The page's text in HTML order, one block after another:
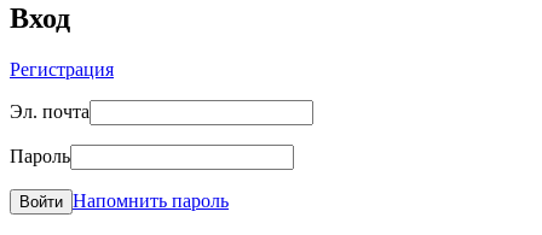
Вход
Регистрация
Эл. почта
Пароль
Войти Напомнить пароль